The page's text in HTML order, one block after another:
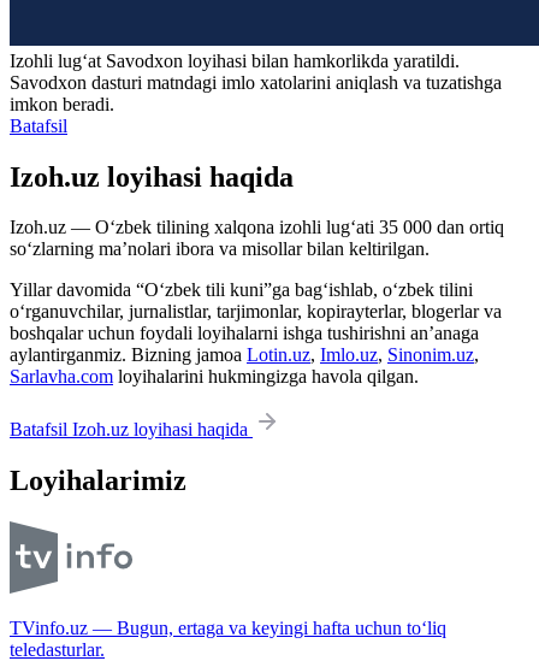
Izohli lugʻat Savodxon loyihasi bilan hamkorlikda yaratildi.
Savodxon dasturi matndagi imlo xatolarini aniqlash va tuzatishga
imkon beradi.
Batafsil
Izoh.uz loyihasi haqida
Izoh.uz — O‘zbek tilining xalqona izohli lug‘ati 35 000 dan ortiq
so‘zlarning ma’nolari ibora va misollar bilan keltirilgan.
Yillar davomida “O‘zbek tili kuni”ga bag‘ishlab, o‘zbek tilini
o‘rganuvchilar, jurnalistlar, tarjimonlar, kopirayterlar, blogerlar va
boshqalar uchun foydali loyihalarni ishga tushirishni an’anaga
aylantirganmiz. Bizning jamoa Lotin.uz, Imlo.uz, Sinonim.uz,
Sarlavha.com loyihalarini hukmingizga havola qilgan.
Batafsil Izoh.uz loyihasi haqida
Loyihalarimiz
TVinfo.uz — Bugun, ertaga va keyingi hafta uchun to‘liq
teledasturlar.